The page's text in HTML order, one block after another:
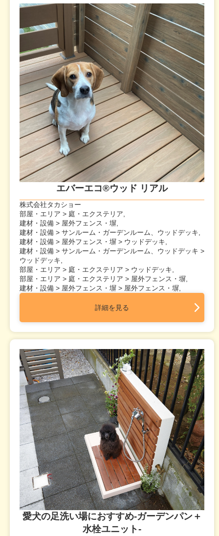
エバーエコ®ウッド リアル
株式会社タカショー
部屋・エリア > 庭・エクステリア,
建材・設備 > 屋外フェンス・塀,
建材・設備 > サンルーム・ガーデンルーム、ウッドデッキ,
建材・設備 > 屋外フェンス・塀 > ウッドデッキ,
建材・設備 > サンルーム・ガーデンルーム、ウッドデッキ >
ウッドデッキ,
部屋・エリア > 庭・エクステリア > ウッドデッキ,
部屋・エリア > 庭・エクステリア > 屋外フェンス・塀,
建材・設備 > 屋外フェンス・塀 > 屋外フェンス・塀,
詳細を見る
愛犬の足洗い場におすすめ-ガーデンパン＋
水栓ユニット-